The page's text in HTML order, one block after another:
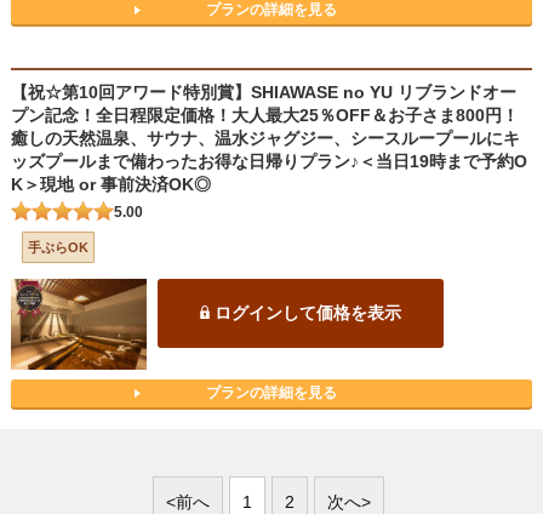
プランの詳細を見る
【祝☆第10回アワード特別賞】SHIAWASE no YU リブランドオー
プン記念！全日程限定価格！大人最大25％OFF＆お子さま800円！
癒しの天然温泉、サウナ、温水ジャグジー、シースループールにキ
ッズプールまで備わったお得な日帰りプラン♪＜当日19時まで予約O
K＞現地 or 事前決済OK◎
5.00
手ぶらOK
ログインして価格を表示
プランの詳細を見る
<前へ 1 2 次へ>